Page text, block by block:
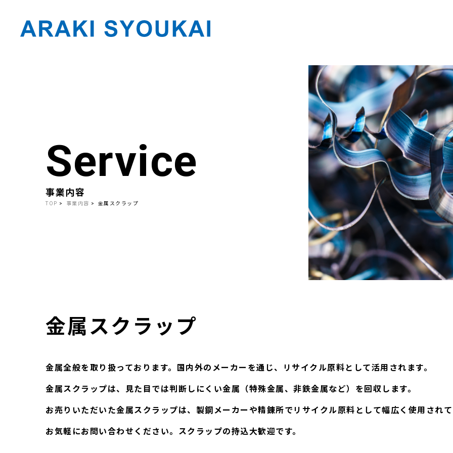
Service
事業内容
TOP 事業内容 金属スクラップ
金属スクラップ
金属全般を取り扱っております。国内外のメーカーを通じ、リサイクル原料として活用されます。
金属スクラップは、見た目では判断しにくい金属（特殊金属、非鉄金属など）を回収します。
お売りいただいた金属スクラップは、製鋼メーカーや精錬所でリサイクル原料として幅広く使用され
お気軽にお問い合わせください。スクラップの持込大歓迎です。